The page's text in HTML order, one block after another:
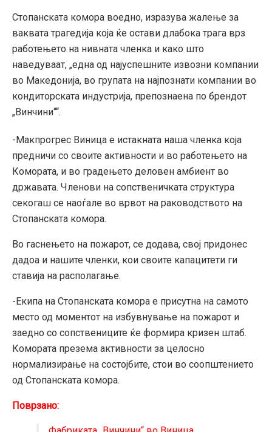
Стопанската комора воедно, изразува жалење за
ваквата трагедија која ќе остави длабока трага врз
работењето на нивната членка и како што
наведуваат, „една од најуспешните извозни компании
во Македонија, во групата на најпознати компании во
кондиторската индустрија, препознаена по брендот
„Винчини““.
-Макпрогрес Виница е истакната наша членка која
предничи со своите активности и во работењето на
Комората, и во градењето деловен амбиент во
државата. Членови на сопственичката структура
секогаш се наоѓале во врвот на раководството на
Стопанската комора.
Во гаснењето на пожарот, се додава, свој придонес
дадоа и нашите членки, кои своите капацитети ги
ставија на располагање.
-Екипа на Стопанската комора е присутна на самото
место од моментот на избувнување на пожарот и
заедно со сопствениците ќе формира кризен штаб.
Комората презема активности за целосно
нормализирање на состојбите, стои во соопштението
од Стопанската комора.
Поврзано: